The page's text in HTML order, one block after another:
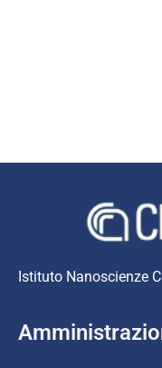
Istituto Nanoscienze